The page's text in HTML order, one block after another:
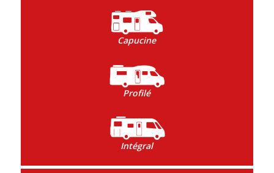
Capucine
Profilé
Intégral